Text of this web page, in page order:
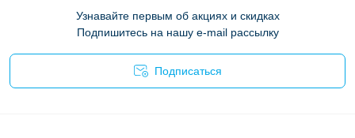
Узнавайте первым об акциях и скидках
Подпишитесь на нашу e-mail рассылку
Подписаться